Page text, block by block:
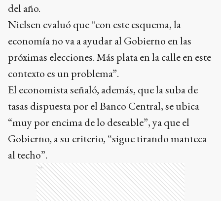
del año.
Nielsen evaluó que “con este esquema, la
economía no va a ayudar al Gobierno en las
próximas elecciones. Más plata en la calle en este
contexto es un problema”.
El economista señaló, además, que la suba de
tasas dispuesta por el Banco Central, se ubica
“muy por encima de lo deseable”, ya que el
Gobierno, a su criterio, “sigue tirando manteca
al techo”.
Ads